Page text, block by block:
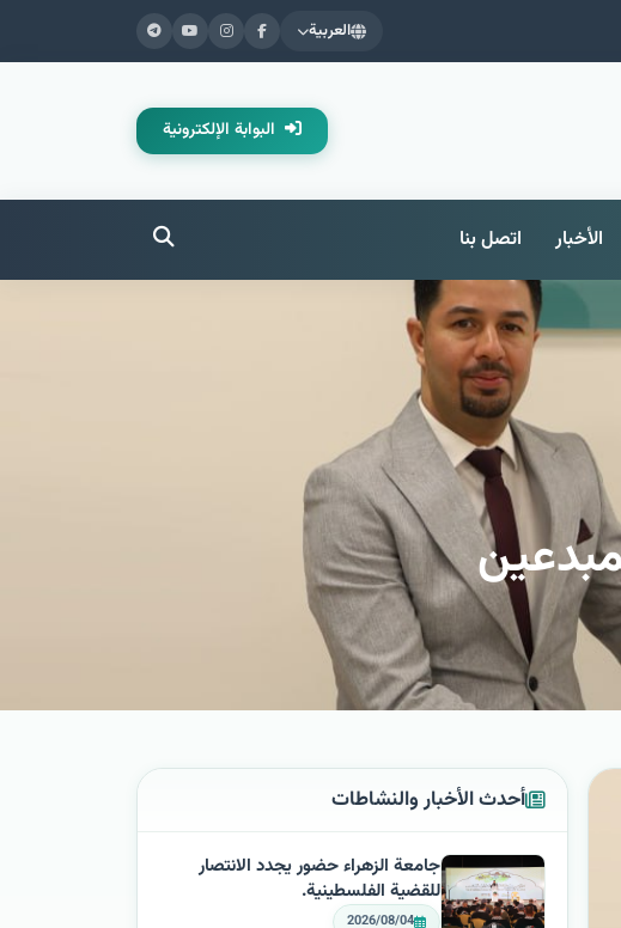
العربية
البوابة الإلكترونية
الأخبار اتصل بنا
أحدث الأخبار والنشاطات
جامعة الزهراء حضور يجدد الانتصار
للقضية الفلسطينية.
2026/08/04